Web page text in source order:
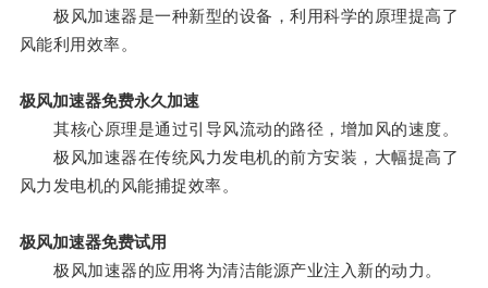
极风加速器是一种新型的设备，利用科学的原理提高了
风能利用效率。
极风加速器免费永久加速
其核心原理是通过引导风流动的路径，增加风的速度。
极风加速器在传统风力发电机的前方安装，大幅提高了
风力发电机的风能捕捉效率。
极风加速器免费试用
极风加速器的应用将为清洁能源产业注入新的动力。